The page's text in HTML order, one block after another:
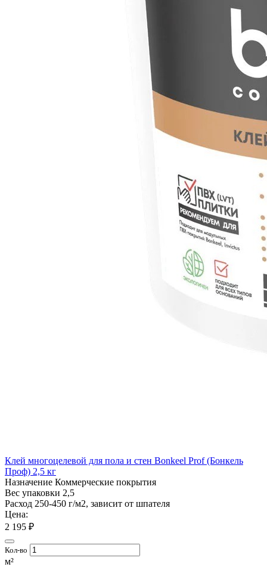
Клей многоцелевой для пола и стен Bonkeel Prof (Бонкель
Проф) 2,5 кг
Назначение Коммерческие покрытия
Вес упаковки 2,5
Расход 250-450 г/м2, зависит от шпателя
Цена:
2 195 ₽
Кол-во
м²